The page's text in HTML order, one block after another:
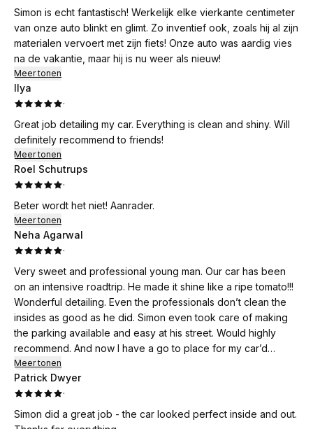
Simon is echt fantastisch! Werkelijk elke vierkante centimeter
van onze auto blinkt en glimt. Zo inventief ook, zoals hij al zijn
materialen vervoert met zijn fiets! Onze auto was aardig vies
na de vakantie, maar hij is nu weer als nieuw!
Meer tonen
Ilya
·
Great job detailing my car. Everything is clean and shiny. Will
definitely recommend to friends!
Meer tonen
Roel Schutrups
·
Beter wordt het niet! Aanrader.
Meer tonen
Neha Agarwal
·
Very sweet and professional young man. Our car has been
on an intensive roadtrip. He made it shine like a ripe tomato!!!
Wonderful detailing. Even the professionals don’t clean the
insides as good as he did. Simon even took care of making
the parking available and easy at his street. Would highly
recommend. And now I have a go to place for my car’d
hygiene maintenance.
Meer tonen
Patrick Dwyer
·
Simon did a great job - the car looked perfect inside and out.